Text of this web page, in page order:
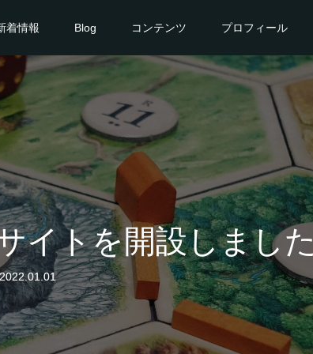
着情報 Blog コンテンツ プロフィール
イトを開設しました
2022.01.01